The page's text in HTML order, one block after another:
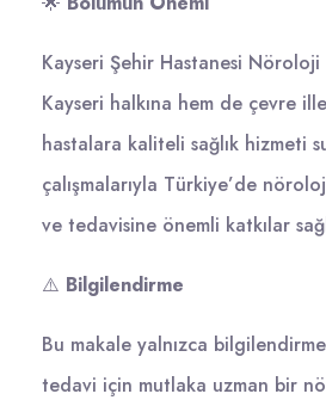
Kayseri Şehir Hastanesi
Kayseri halkına hem de çevre
hastalara kaliteli sağlık hizmeti
çalışmalarıyla Türkiye’de
ve tedavisine önemli katkılar
⚠️ Bilgilendirme
Bu makale yalnızca bilgilendirme
tedavi için mutlaka uzman bir